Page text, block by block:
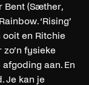
Bent (Sæther,
‘Rising’
en Ritchie
fysieke
aan. En
Je kan je